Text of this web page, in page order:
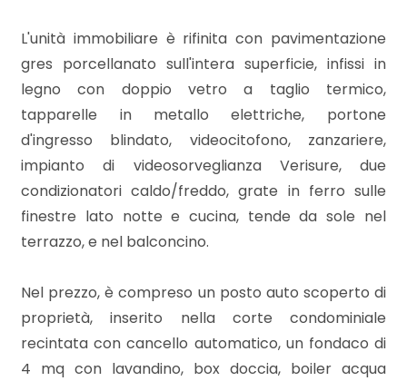
L'unità immobiliare è rifinita con pavimentazione
gres porcellanato sull'intera superficie, infissi in
legno con doppio vetro a taglio termico,
tapparelle in metallo elettriche, portone
d'ingresso blindato, videocitofono, zanzariere,
impianto di videosorveglianza Verisure, due
condizionatori caldo/freddo, grate in ferro sulle
finestre lato notte e cucina, tende da sole nel
terrazzo, e nel balconcino.
Nel prezzo, è compreso un posto auto scoperto di
proprietà, inserito nella corte condominiale
recintata con cancello automatico, un fondaco di
4 mq con lavandino, box doccia, boiler acqua
4
5
5+